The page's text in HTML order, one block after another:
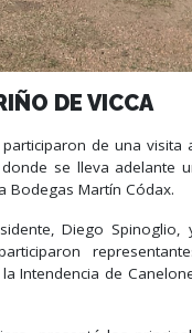
DE VICCA
participaron de una visita
se lleva adelante
Bodegas Martín Códax.
Diego
Intendencia de